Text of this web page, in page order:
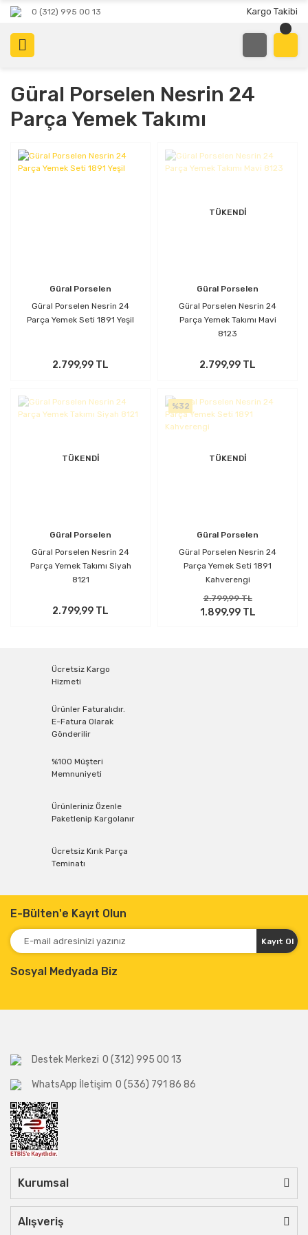
0 (312) 995 00 13 Kargo Takibi
Güral Porselen Nesrin 24
Parça Yemek Takımı
Güral Porselen
Güral Porselen Nesrin 24
Parça Yemek Seti 1891 Yeşil
2.799,99 TL
TÜKENDİ
Güral Porselen
Güral Porselen Nesrin 24
Parça Yemek Takımı Mavi
8123
2.799,99 TL
TÜKENDİ
Güral Porselen
Güral Porselen Nesrin 24
Parça Yemek Takımı Siyah
8121
2.799,99 TL
%32
TÜKENDİ
Güral Porselen
Güral Porselen Nesrin 24
Parça Yemek Seti 1891
Kahverengi
2.799,99 TL
1.899,99 TL
Ücretsiz Kargo
Hizmeti
Ürünler Faturalıdır.
E-Fatura Olarak
Gönderilir
%100 Müşteri
Memnuniyeti
Ürünleriniz Özenle
Paketlenip Kargolanır
Ücretsiz Kırık Parça
Teminatı
E-Bülten'e Kayıt Olun
Kayıt Ol
Sosyal Medyada Biz
Destek Merkezi 0 (312) 995 00 13
WhatsApp İletişim 0 (536) 791 86 86
Kurumsal
Alışveriş